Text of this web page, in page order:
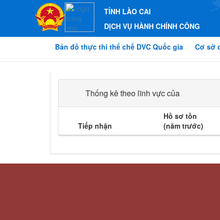
TỈNH LÀO CAI
DỊCH VỤ HÀNH CHÍNH CÔNG
Bản đồ thực thi thể chế DVC Quốc gia Cơ sở
Thống kê theo lĩnh vực của
Tiếp nhận
Hồ sơ tồn
(năm trước)